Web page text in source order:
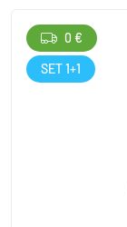
0 €
SET 1+1